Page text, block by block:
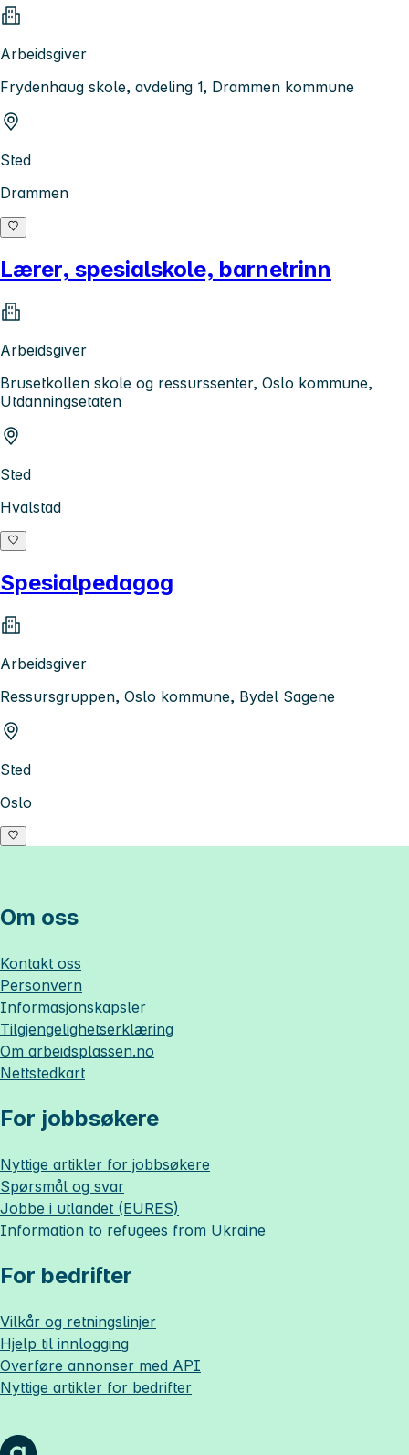
Arbeidsgiver
Frydenhaug skole, avdeling 1, Drammen kommune
Sted
Drammen
Lærer, spesialskole, barnetrinn
Arbeidsgiver
Brusetkollen skole og ressurssenter, Oslo kommune,
Utdanningsetaten
Sted
Hvalstad
Spesialpedagog
Arbeidsgiver
Ressursgruppen, Oslo kommune, Bydel Sagene
Sted
Oslo
Om oss
Kontakt oss
Personvern
Informasjonskapsler
Tilgjengelighetserklæring
Om arbeidsplassen.no
Nettstedkart
For jobbsøkere
Nyttige artikler for jobbsøkere
Spørsmål og svar
Jobbe i utlandet (EURES)
Information to refugees from Ukraine
For bedrifter
Vilkår og retningslinjer
Hjelp til innlogging
Overføre annonser med API
Nyttige artikler for bedrifter